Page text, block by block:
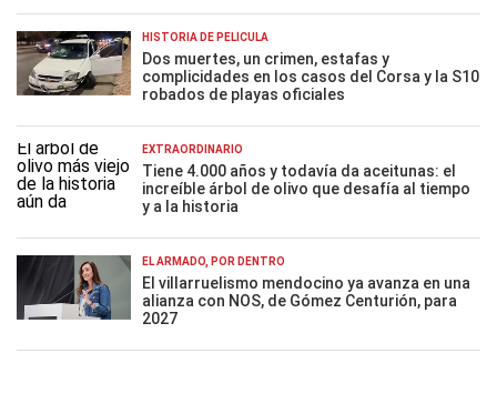
HISTORIA DE PELÍCULA
Dos muertes, un crimen, estafas y
complicidades en los casos del Corsa y la S10
robados de playas oficiales
EXTRAORDINARIO
Tiene 4.000 años y todavía da aceitunas: el
increíble árbol de olivo que desafía al tiempo
y a la historia
EL ARMADO, POR DENTRO
El villarruelismo mendocino ya avanza en una
alianza con NOS, de Gómez Centurión, para
2027